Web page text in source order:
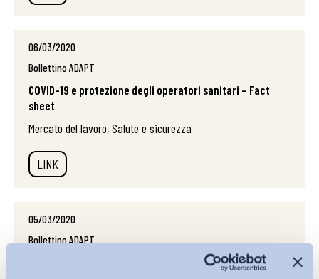
06/03/2020
Bollettino ADAPT
COVID-19 e protezione degli operatori sanitari – Fact
sheet
Mercato del lavoro, Salute e sicurezza
LINK
05/03/2020
Bollettino ADAPT
Ancora sulle proposte di legge sul mobbing in